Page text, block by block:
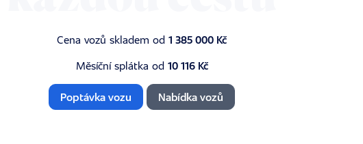
Cena vozů skladem od 1 385 000 Kč
Měsíční splátka od 10 116 Kč
Poptávka vozu Nabídka vozů